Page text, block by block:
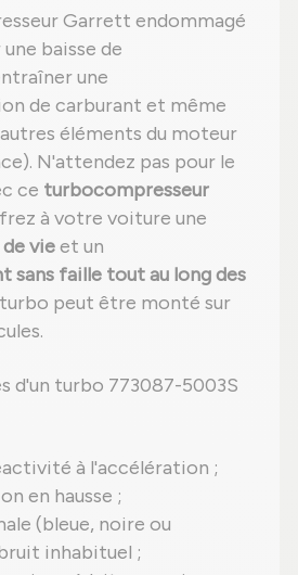
Garrett endommagé
baisse de
une
de carburant et même
éléments du moteur
N'attendez pas pour le
ce turbocompresseur
à votre voiture une
vieet un
sans faille tout au long des
turbo peut être monté sur
d'un turbo 773087-5003S
à l'accélération ;
en hausse ;
(bleue, noire ou
inhabituel ;